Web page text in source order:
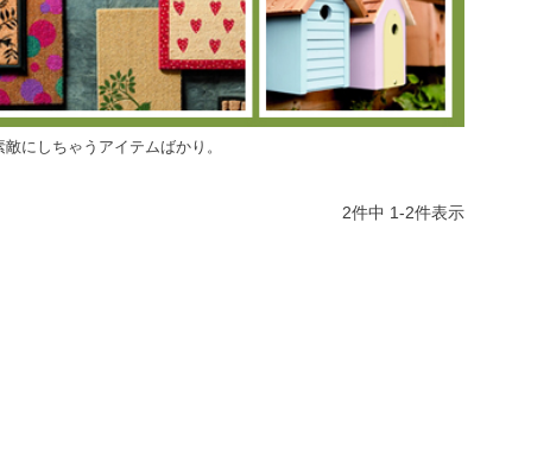
にしちゃうアイテムばかり。
2件中 1-2件表示